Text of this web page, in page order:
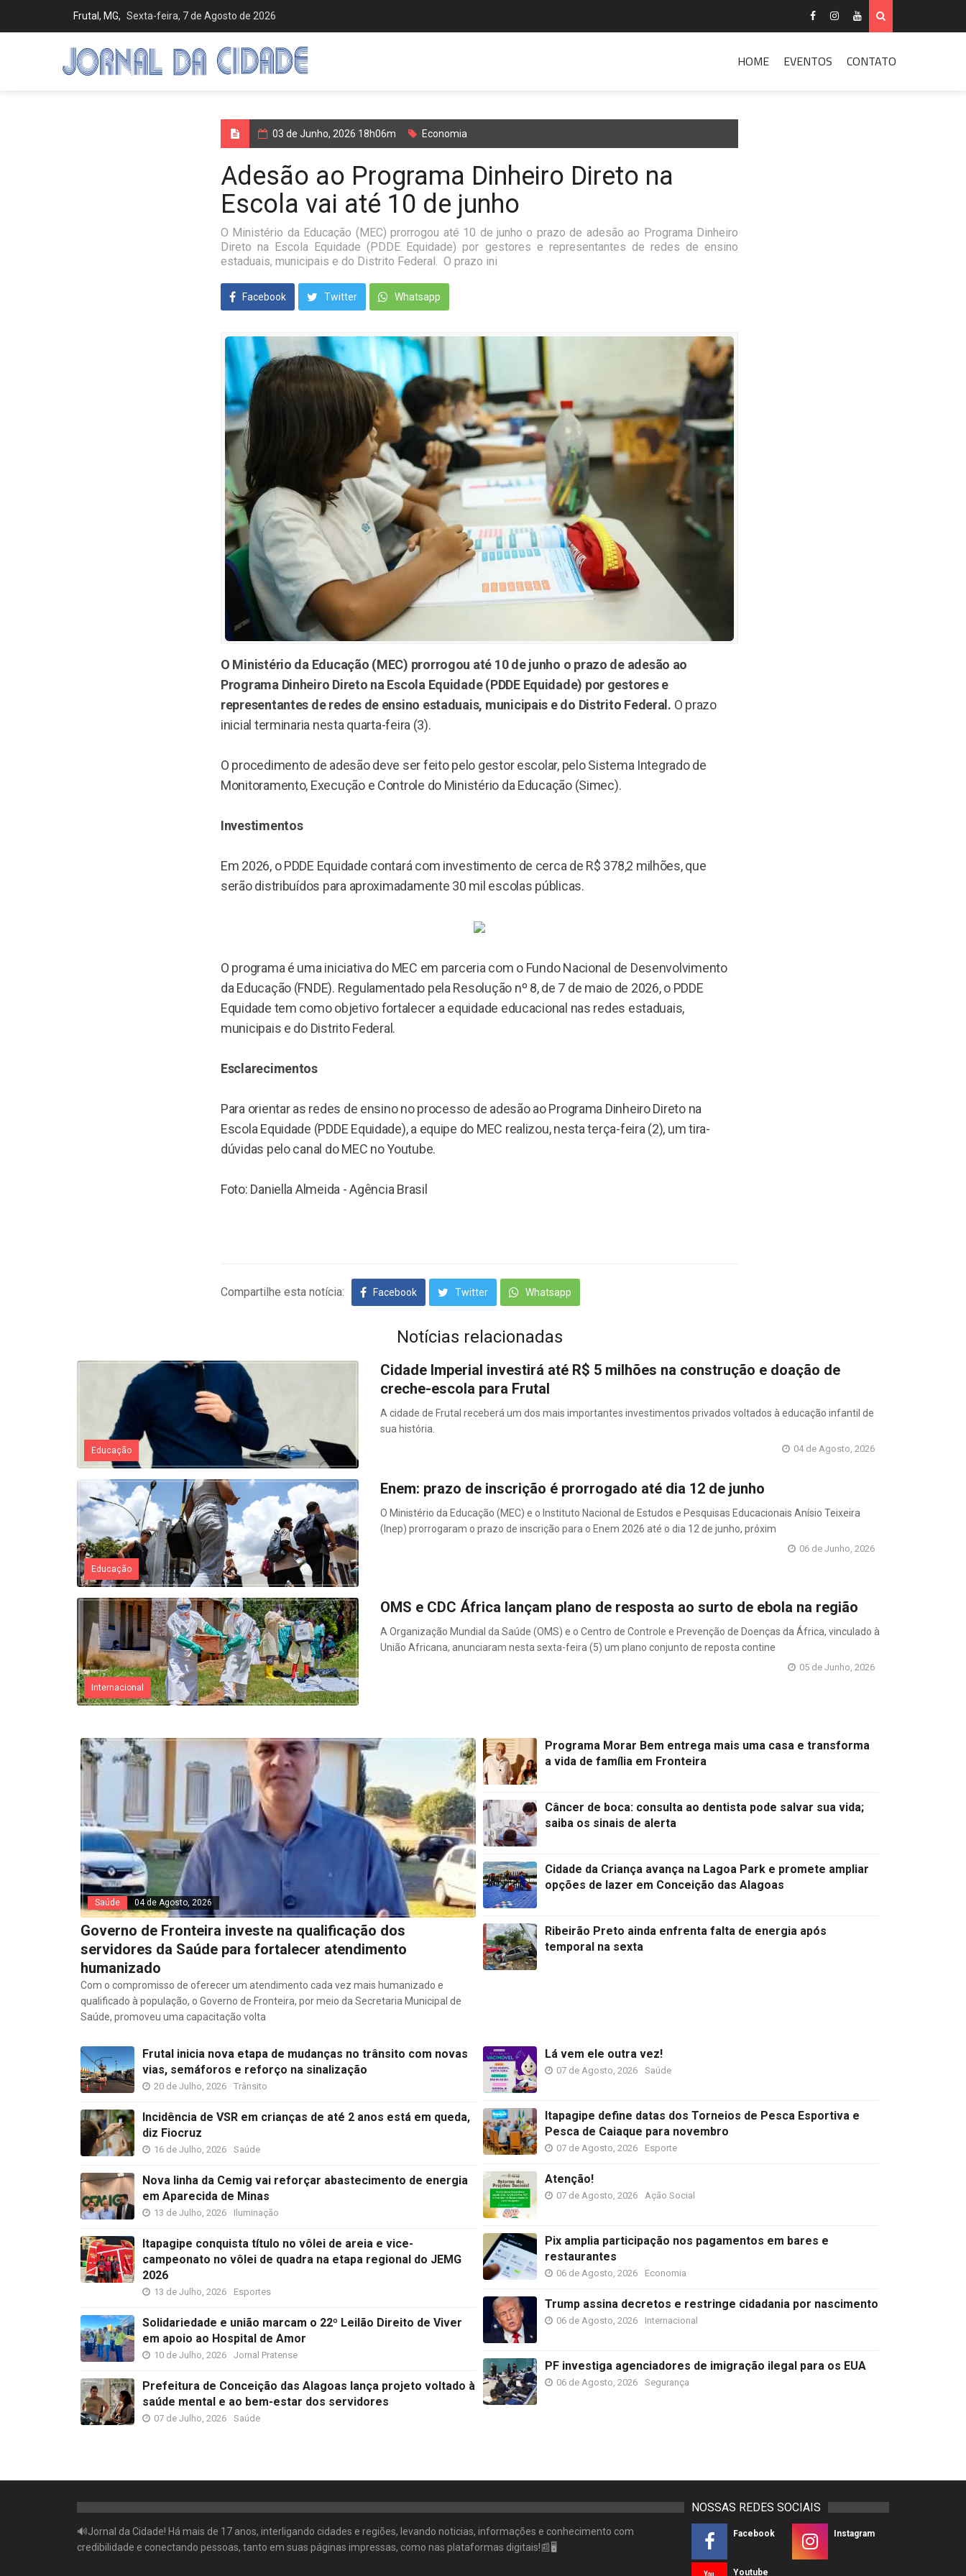
Frutal, MG, Sexta-feira, 7 de Agosto de 2026
HOME EVENTOS CONTATO
03 de Junho, 2026 18h06m Economia
Adesão ao Programa Dinheiro Direto na
Escola vai até 10 de junho
O Ministério da Educação (MEC) prorrogou até 10 de junho o prazo de adesão ao Programa Dinheiro
Direto na Escola Equidade (PDDE Equidade) por gestores e representantes de redes de ensino
estaduais, municipais e do Distrito Federal. O prazo ini
Facebook Twitter Whatsapp
O Ministério da Educação (MEC) prorrogou até 10 de junho o prazo de adesão ao
Programa Dinheiro Direto na Escola Equidade (PDDE Equidade) por gestores e
representantes de redes de ensino estaduais, municipais e do Distrito Federal. O prazo
inicial terminaria nesta quarta-feira (3).
O procedimento de adesão deve ser feito pelo gestor escolar, pelo Sistema Integrado de
Monitoramento, Execução e Controle do Ministério da Educação (Simec).
Investimentos
Em 2026, o PDDE Equidade contará com investimento de cerca de R$ 378,2 milhões, que
serão distribuídos para aproximadamente 30 mil escolas públicas.
O programa é uma iniciativa do MEC em parceria com o Fundo Nacional de Desenvolvimento
da Educação (FNDE). Regulamentado pela Resolução nº 8, de 7 de maio de 2026, o PDDE
Equidade tem como objetivo fortalecer a equidade educacional nas redes estaduais,
municipais e do Distrito Federal.
Esclarecimentos
Para orientar as redes de ensino no processo de adesão ao Programa Dinheiro Direto na
Escola Equidade (PDDE Equidade), a equipe do MEC realizou, nesta terça-feira (2), um tira-
dúvidas pelo canal do MEC no Youtube.
Foto: Daniella Almeida - Agência Brasil
Compartilhe esta notícia: Facebook Twitter Whatsapp
Notícias relacionadas
Educação
Cidade Imperial investirá até R$ 5 milhões na construção e doação de
creche-escola para Frutal
A cidade de Frutal receberá um dos mais importantes investimentos privados voltados à educação infantil de
sua história.
04 de Agosto, 2026
Educação
Enem: prazo de inscrição é prorrogado até dia 12 de junho
O Ministério da Educação (MEC) e o Instituto Nacional de Estudos e Pesquisas Educacionais Anísio Teixeira
(Inep) prorrogaram o prazo de inscrição para o Enem 2026 até o dia 12 de junho, próxim
06 de Junho, 2026
Internacional
OMS e CDC África lançam plano de resposta ao surto de ebola na região
A Organização Mundial da Saúde (OMS) e o Centro de Controle e Prevenção de Doenças da África, vinculado à
União Africana, anunciaram nesta sexta-feira (5) um plano conjunto de reposta contine
05 de Junho, 2026
Saúde 04 de Agosto, 2026
Governo de Fronteira investe na qualificação dos
servidores da Saúde para fortalecer atendimento
humanizado
Com o compromisso de oferecer um atendimento cada vez mais humanizado e
qualificado à população, o Governo de Fronteira, por meio da Secretaria Municipal de
Saúde, promoveu uma capacitação volta
Programa Morar Bem entrega mais uma casa e transforma
a vida de família em Fronteira
Câncer de boca: consulta ao dentista pode salvar sua vida;
saiba os sinais de alerta
Cidade da Criança avança na Lagoa Park e promete ampliar
opções de lazer em Conceição das Alagoas
Ribeirão Preto ainda enfrenta falta de energia após
temporal na sexta
Frutal inicia nova etapa de mudanças no trânsito com novas
vias, semáforos e reforço na sinalização
20 de Julho, 2026 Trânsito
Incidência de VSR em crianças de até 2 anos está em queda,
diz Fiocruz
16 de Julho, 2026 Saúde
Nova linha da Cemig vai reforçar abastecimento de energia
em Aparecida de Minas
13 de Julho, 2026 Iluminação
Itapagipe conquista título no vôlei de areia e vice-
campeonato no vôlei de quadra na etapa regional do JEMG
2026
13 de Julho, 2026 Esportes
Solidariedade e união marcam o 22º Leilão Direito de Viver
em apoio ao Hospital de Amor
10 de Julho, 2026 Jornal Pratense
Prefeitura de Conceição das Alagoas lança projeto voltado à
saúde mental e ao bem-estar dos servidores
07 de Julho, 2026 Saúde
Lá vem ele outra vez!
07 de Agosto, 2026 Saúde
Itapagipe define datas dos Torneios de Pesca Esportiva e
Pesca de Caiaque para novembro
07 de Agosto, 2026 Esporte
Atenção!
07 de Agosto, 2026 Ação Social
Pix amplia participação nos pagamentos em bares e
restaurantes
06 de Agosto, 2026 Economia
Trump assina decretos e restringe cidadania por nascimento
06 de Agosto, 2026 Internacional
PF investiga agenciadores de imigração ilegal para os EUA
06 de Agosto, 2026 Segurança
🔊Jornal da Cidade! Há mais de 17 anos, interligando cidades e regiões, levando noticias, informações e conhecimento com
credibilidade e conectando pessoas, tanto em suas páginas impressas, como nas plataformas digitais!📰🖥
NOSSAS REDES SOCIAIS
Facebook Instagram
Youtube